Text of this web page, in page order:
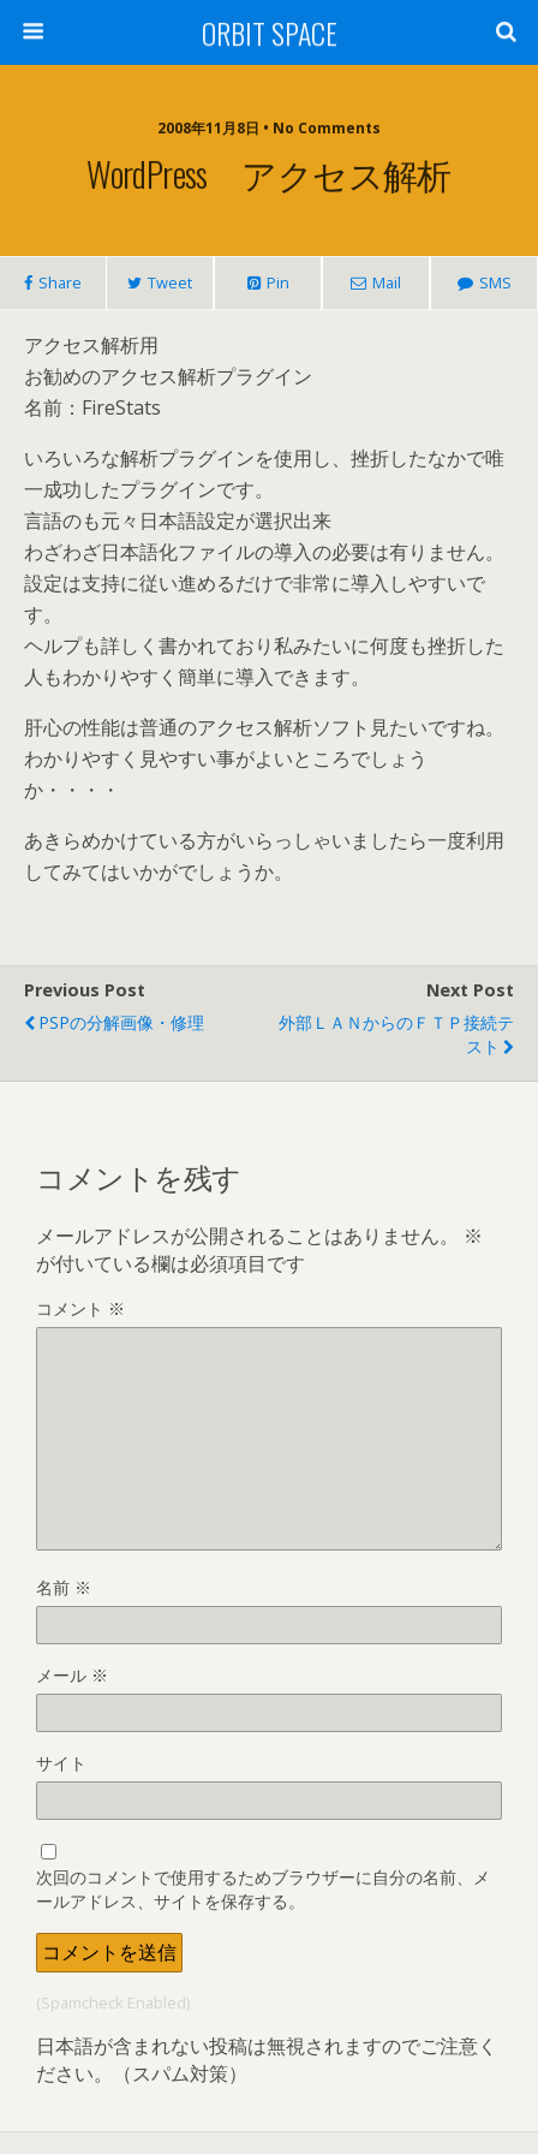
ORBIT SPACE
2008年11月8日 • No Comments
WordPress アクセス解析
Share Tweet Pin Mail SMS
アクセス解析用
お勧めのアクセス解析プラグイン
名前：FireStats
いろいろな解析プラグインを使用し、挫折したなかで唯
一成功したプラグインです。
言語のも元々日本語設定が選択出来
わざわざ日本語化ファイルの導入の必要は有りません。
設定は支持に従い進めるだけで非常に導入しやすいで
す。
ヘルプも詳しく書かれており私みたいに何度も挫折した
人もわかりやすく簡単に導入できます。
肝心の性能は普通のアクセス解析ソフト見たいですね。
わかりやすく見やすい事がよいところでしょう
か・・・・
あきらめかけている方がいらっしゃいましたら一度利用
してみてはいかがでしょうか。
Previous Post
PSPの分解画像・修理
Next Post
外部ＬＡＮからのＦＴＰ接続テ
スト
コメントを残す
メールアドレスが公開されることはありません。
※
が付いている欄は必須項目です
コメント ※
名前 ※
メール ※
サイト
次回のコメントで使用するためブラウザーに自分の名前、メ
ールアドレス、サイトを保存する。
(Spamcheck Enabled)
日本語が含まれない投稿は無視されますのでご注意く
ださい。（スパム対策）